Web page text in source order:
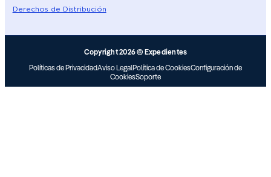
Derechos de Distribución
Copyright 2026 © Expedientes
Políticas de PrivacidadAviso LegalPolítica de CookiesConfiguración de
CookiesSoporte